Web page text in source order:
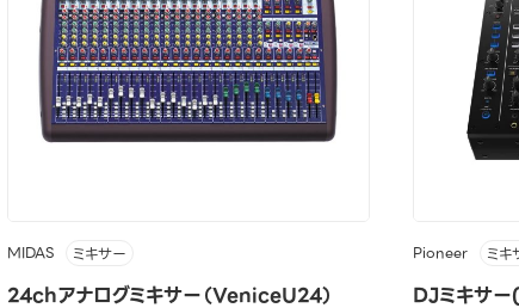
MIDAS ミキサー
24chアナログミキサー（VeniceU24）
Pioneer ミキ
DJミキサ